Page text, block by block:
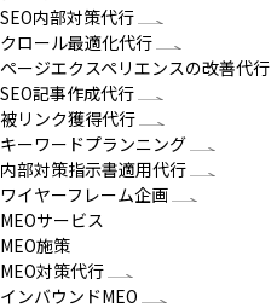
SEO内部対策代行
クロール最適化代行
ページエクスペリエンスの改善代行
SEO記事作成代行
被リンク獲得代行
キーワードプランニング
内部対策指示書適用代行
ワイヤーフレーム企画
MEOサービス
MEO施策
MEO対策代行
インバウンドMEO